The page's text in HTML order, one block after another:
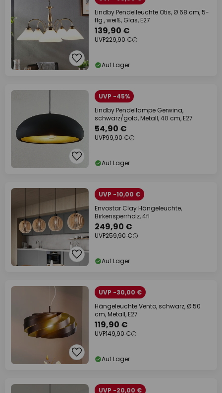
Lindby Pendelleuchte Otis, Ø 68 cm, 5-
flg., weiß, Glas, E27
139,90 €
UVP229,90 €
Auf Lager
UVP -45%
Lindby Pendellampe Gerwina,
schwarz/gold, Metall, 40 cm, E27
54,90 €
UVP99,90 €
Auf Lager
UVP -10,00 €
Envostar Clay Hängeleuchte,
Birkensperrholz, 4fl
249,90 €
UVP259,90 €
Auf Lager
UVP -30,00 €
Hängeleuchte Vento, schwarz, Ø 50
cm, Metall, E27
119,90 €
UVP149,90 €
Auf Lager
UVP -20,00 €